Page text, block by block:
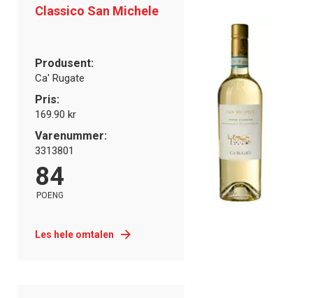
Classico San Michele
Produsent:
Ca' Rugate
Pris:
169.90 kr
Varenummer:
3313801
84
POENG
Les hele omtalen